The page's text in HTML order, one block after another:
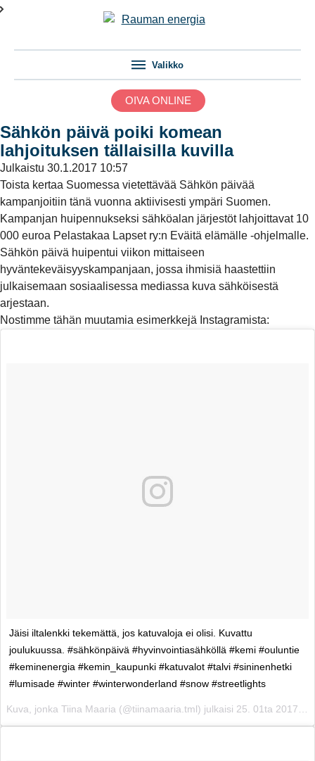
Valikko
OIVA ONLINE
Sähkön päivä poiki komean
lahjoituksen tällaisilla kuvilla
Julkaistu 30.1.2017 10:57
Toista kertaa Suomessa vietettävää Sähkön päivää
kampanjoitiin tänä vuonna aktiivisesti ympäri Suomen.
Kampanjan huipennukseksi sähköalan järjestöt lahjoittavat 10
000 euroa Pelastakaa Lapset ry:n Eväitä elämälle -ohjelmalle.
Sähkön päivä huipentui viikon mittaiseen
hyväntekeväisyyskampanjaan, jossa ihmisiä haastettiin
julkaisemaan sosiaalisessa mediassa kuva sähköisestä
arjestaan.
Nostimme tähän muutamia esimerkkejä Instagramista:
Jäisi iltalenkki tekemättä, jos katuvaloja ei olisi. Kuvattu
joulukuussa. #sähkönpäivä #hyvinvointiasähköllä #kemi #ouluntie
#keminenergia #kemin_kaupunki #katuvalot #talvi #sininenhetki
#lumisade #winter #winterwonderland #snow #streetlights
Kuva, jonka Tiina Maaria (@tiinamaaria.tml) julkaisi 25. 01ta 2017 klo 12.16 PST